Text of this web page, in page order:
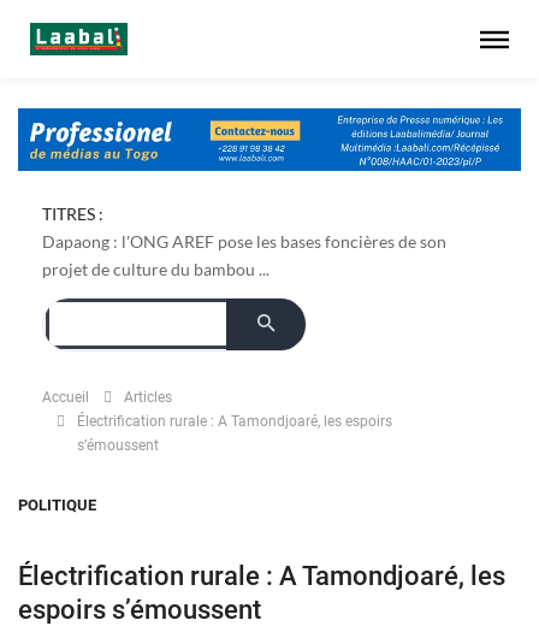
TITRES :
Dapaong : l'ONG AREF pose les bases foncières de son
projet de culture du bambou ...
Accueil
Articles
Électrification rurale : A Tamondjoaré, les espoirs
s’émoussent
POLITIQUE
Électrification rurale : A Tamondjoaré, les
espoirs s’émoussent